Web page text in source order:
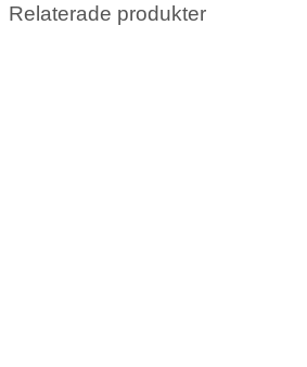
Relaterade produkter